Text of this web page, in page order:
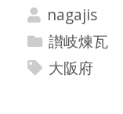
nagajis
讃岐煉瓦
大阪府